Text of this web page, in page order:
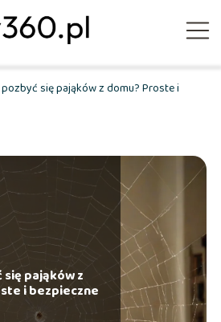
pozbyć się pająków z domu? Proste i
pająków z
i bezpieczne